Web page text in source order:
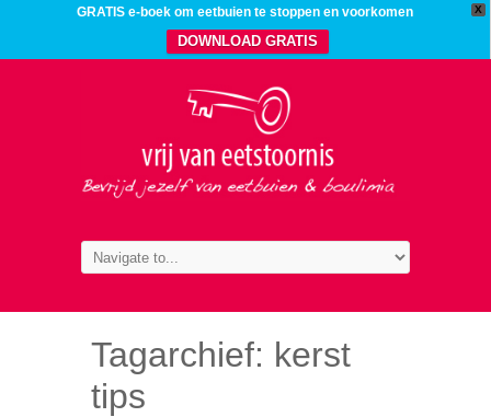
X
GRATIS e-boek om eetbuien te stoppen en voorkomen
DOWNLOAD GRATIS
Tagarchief: kerst
tips